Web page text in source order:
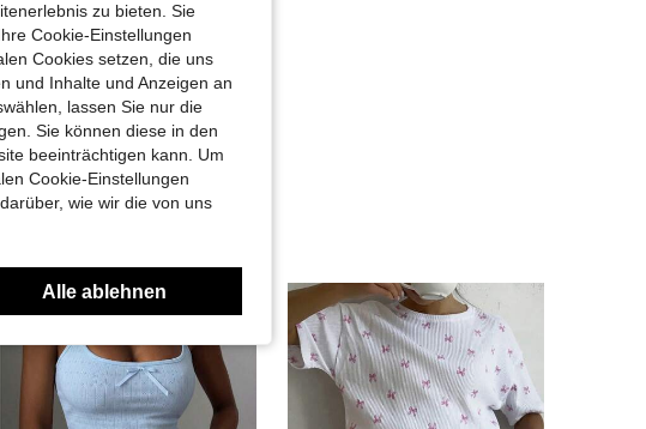
zu bieten. Sie
Cookie-Einstellungen
Cookies setzen, die uns
und Inhalte und Anzeigen an
lassen Sie nur die
Sie können diese in den
beeinträchtigen kann. Um
Cookie-Einstellungen
wie wir die von uns
Alle ablehnen